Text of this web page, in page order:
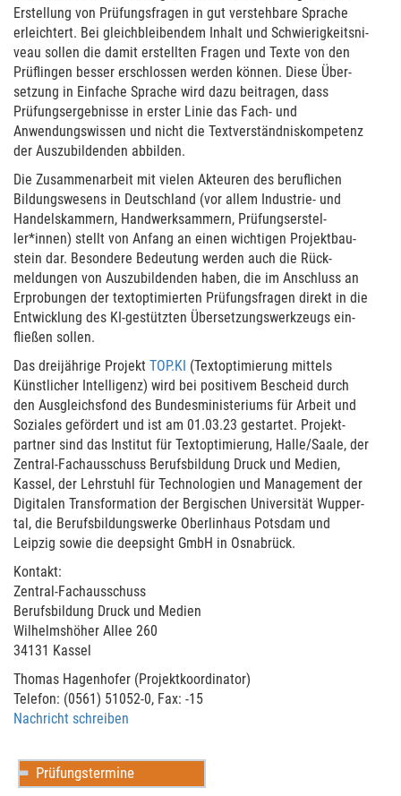
Erstel­lung von Prüfungsfra­gen in gut ver­stehbare Sprache
erleichtert. Bei gleichbleibendem Inhalt und Schwie­rigkeitsni­
veau sollen die damit erstell­ten Fragen und Texte von den
Prüf­lin­gen besser erschlos­sen werden können. Diese Über­
setzung in Ein­fa­che Sprache wird dazu bei­tra­gen, dass
Prüfungs­er­geb­nisse in erster Linie das Fach- und
Anwendungs­wis­sen und nicht die Textver­ständ­nis­kom­pe­tenz
der Aus­zu­bildenden abbilden.
Die Zusammen­arbeit mit vielen Akteuren des beruf­li­chen
Bildungs­we­sens in Deutsch­land (vor allem Indus­trie- und
Handels­kam­mern, Handwerk­sammern, Prüfungs­er­stel­
ler*innen) stellt von Anfang an einen wich­tigen Pro­jektbau­
stein dar. Besondere Bedeu­tung werden auch die Rück­
meldun­gen von Aus­zu­bildenden haben, die im Anschluss an
Erpro­bun­gen der text­op­timier­ten Prüfungsfra­gen direkt in die
Ent­wick­lung des KI-gestütz­ten Über­setzungs­werkzeugs ein­
fließen sollen.
Das dreijäh­rige Projekt TOP.KI (Text­op­timierung mittels
Künst­li­cher Intel­ligenz) wird bei posi­tivem Bescheid durch
den Aus­gleichsfond des Bundes­mi­nis­teriums für Arbeit und
Soziales gefördert und ist am 01.03.23 gestar­tet. Pro­jekt­
partner sind das Insti­tut für Text­op­timierung, Halle/Saale, der
Zentral-Fach­aus­schuss Berufs­bildung Druck und Medien,
Kassel, der Lehr­stuhl für Tech­no­logien und Manage­ment der
Digi­talen Trans­forma­tion der Bergi­schen Uni­ver­sität Wupper­
tal, die Berufs­bildungs­werke Ober­lin­haus Potsdam und
Leipzig sowie die deep­sight GmbH in Osna­brück.
Kontakt:
Zentral-Fach­aus­schuss
Berufs­bildung Druck und Medien
Wilhelms­hö­her Allee 260
34131 Kassel
Thomas Hagenho­fer (Pro­jektko­ordi­na­tor)
Telefon: (0561) 51052-0, Fax: -15
Nach­richt schrei­ben
Prüfungstermine